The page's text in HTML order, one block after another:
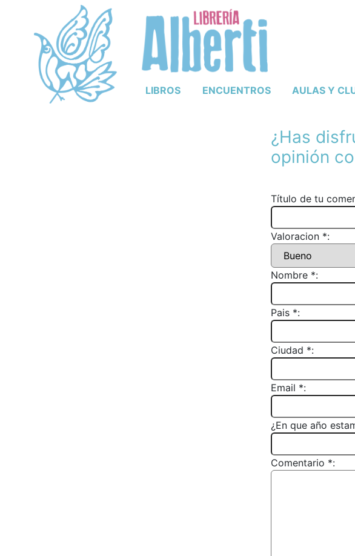
LIBROS ENCUENTROS AULAS Y
¿Has
opinión
Título de tu
Valoracion *:
Nombre *:
Pais *:
Ciudad *:
Email *:
¿En que año
Comentario *: